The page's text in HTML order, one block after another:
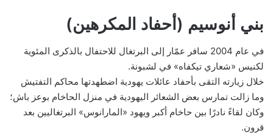
بني أنوسيم (أحفاد المكرهين)
في عام 2004 سافر عمّار إلى البرتغال للاحتفال بالذكرى المئوية
لكنيس «شعاري تيكفاه» في لشبونة.
خلال زيارته التقى بأحفاد عائلات يهودية اضطهدتها محاكم التفتيش
وما زالت تمارس بعض الشعائر اليهودية في منزل الحاخام بوعز باش؛
وكان لقاءً نادرًا بين حاخام أكبر ويهود «المارانوس» البرتغاليين بعد
قرون.